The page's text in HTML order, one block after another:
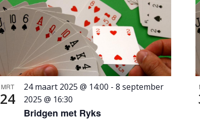
MRT
24
Bridgen met Ryks
24 maart 2025 @ 14:00 -8 september
2025 @ 16:30